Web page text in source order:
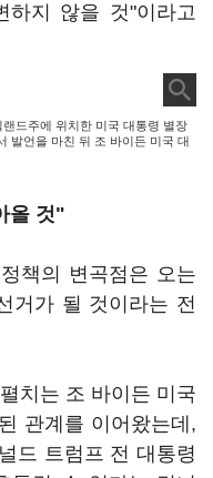
하지 않을 것"이라고
드주에 위치한 미국 대통령 별장
발언을 마친 뒤 조 바이든 미국 대
올 것"
책의 변곡점은 오는
거가 될 것이라는 전
치는 조 바이든 미국
관계를 이어왔는데,
드 트럼프 전 대통령